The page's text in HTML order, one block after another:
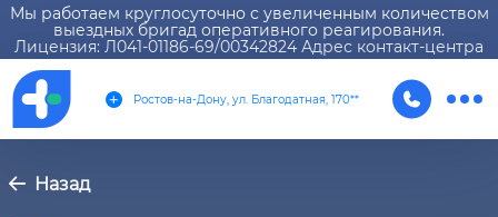
Мы работаем круглосуточно с увеличенным количеством
выездных бригад оперативного реагирования.
Лицензия: Л041-01186-69/00342824 Адрес контакт-центра
Ростов-на-Дону, ул. Благодатная, 170**
Назад